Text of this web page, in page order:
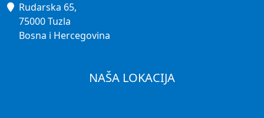
Rudarska 65,
75000 Tuzla
Bosna i Hercegovina
NAŠA LOKACIJA